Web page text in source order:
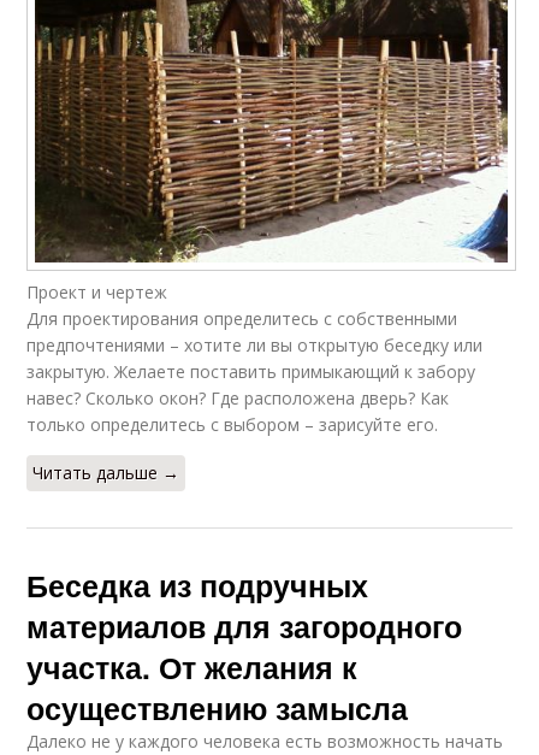
Проект и чертеж
Для проектирования определитесь с собственными
предпочтениями – хотите ли вы открытую беседку или
закрытую. Желаете поставить примыкающий к забору
навес? Сколько окон? Где расположена дверь? Как
только определитесь с выбором – зарисуйте его.
Читать дальше →
Беседка из подручных
материалов для загородного
участка. От желания к
осуществлению замысла
Далеко не у каждого человека есть возможность начать